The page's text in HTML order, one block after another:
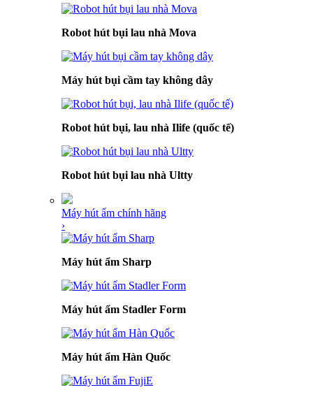
Robot hút bụi lau nhà Mova
Máy hút bụi cầm tay không dây
Robot hút bụi, lau nhà Ilife (quốc tế)
Robot hút bụi lau nhà Ultty
Máy hút ẩm chính hãng
›
Máy hút ẩm Sharp
Máy hút ẩm Stadler Form
Máy hút ẩm Hàn Quốc